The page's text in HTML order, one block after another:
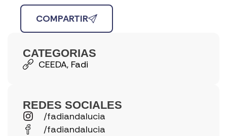
COMPARTIR
CATEGORIAS
CEEDA, Fadi
REDES SOCIALES
/fadiandalucia
/fadiandalucia